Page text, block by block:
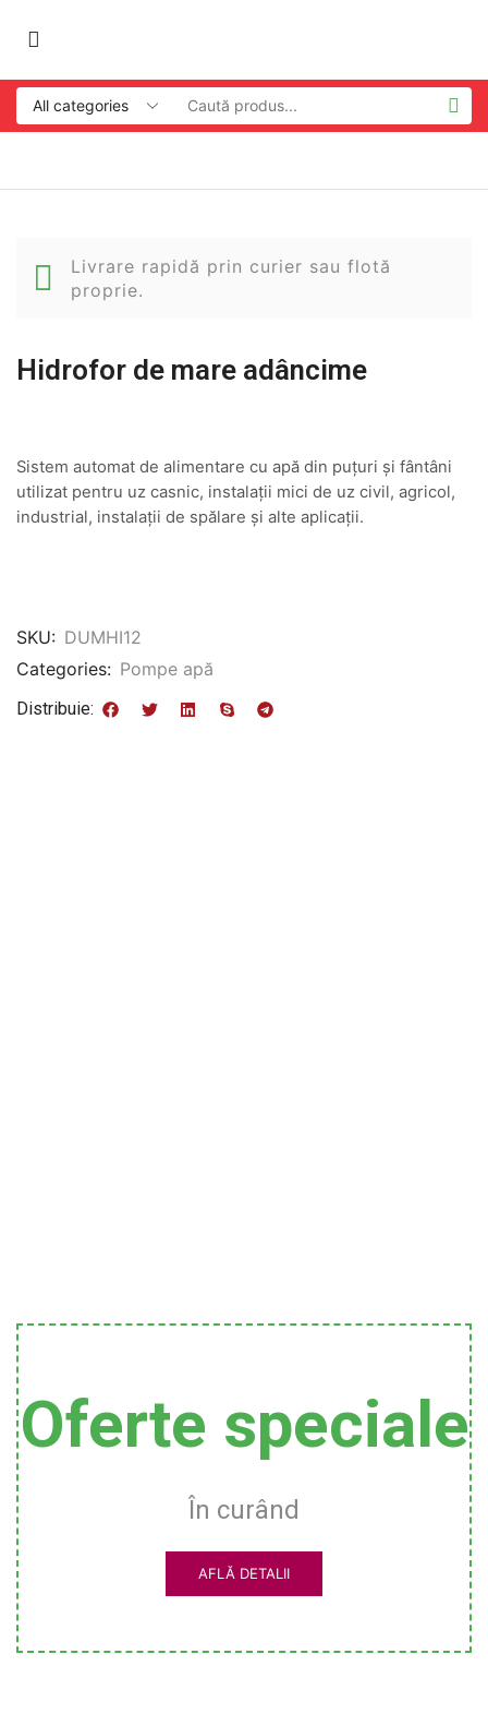
Livrare rapidă prin curier sau flotă
proprie.
Hidrofor de mare adâncime
Sistem automat de alimentare cu apă din puțuri și fântâni
utilizat pentru uz casnic, instalații mici de uz civil, agricol,
industrial, instalații de spălare și alte aplicații.
SKU: DUMHI12
Categories: Pompe apă
Distribuie:
Oferte speciale
În curând
AFLĂ DETALII